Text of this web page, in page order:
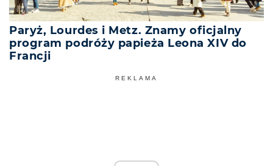
Paryż, Lourdes i Metz. Znamy oficjalny
program podróży papieża Leona XIV do
Francji
REKLAMA